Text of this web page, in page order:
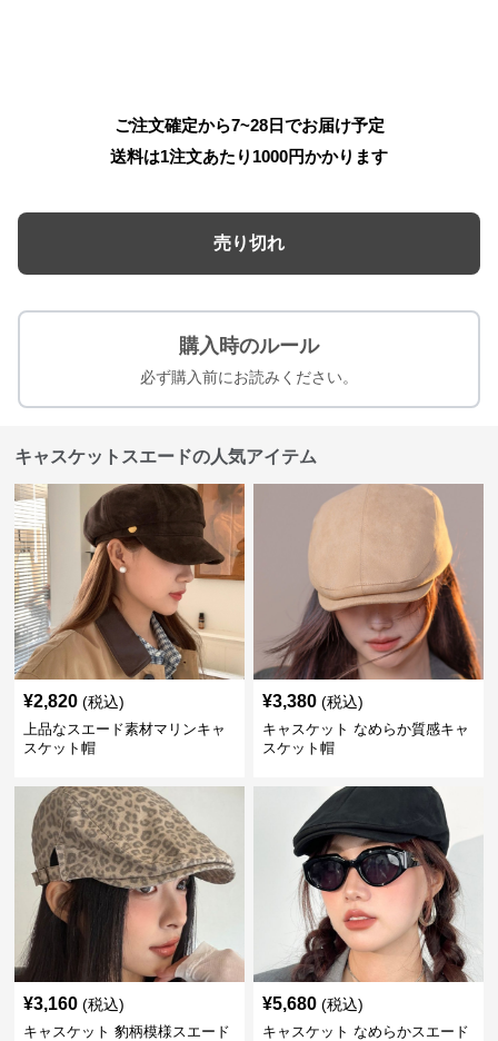
ご注文確定から7~28日でお届け予定
送料は1注文あたり 1000円かかります
売り切れ
購入時のルール
必ず購入前にお読みください。
キャスケットスエードの人気アイテム
¥2,820 (税込)
上品なスエード素材マリンキャ
スケット帽
¥3,380 (税込)
キャスケット なめらか質感キャ
スケット帽
¥3,160 (税込)
キャスケット 豹柄模様スエード
¥5,680 (税込)
キャスケット なめらかスエード